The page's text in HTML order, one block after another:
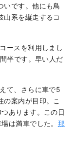
いです。他にも鳥
山系を縦走するコ
ースを利用しまし
半です。早い人だ
て、さらに車で5
案内が目印。こ
あります。この日
は満車でした。 那